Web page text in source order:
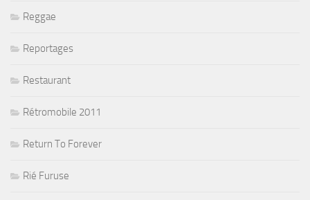
Reggae
Reportages
Restaurant
Rétromobile 2011
Return To Forever
Rié Furuse